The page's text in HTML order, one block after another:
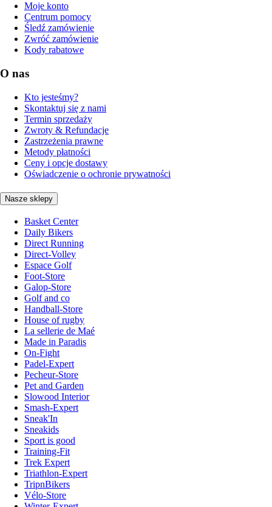
Moje konto
Centrum pomocy
Śledź zamówienie
Zwróć zamówienie
Kody rabatowe
O nas
Kto jesteśmy?
Skontaktuj się z nami
Termin sprzedaży
Zwroty & Refundacje
Zastrzeżenia prawne
Metody płatności
Ceny i opcje dostawy
Oświadczenie o ochronie prywatności
Nasze sklepy
Basket Center
Daily Bikers
Direct Running
Direct-Volley
Espace Golf
Foot-Store
Galop-Store
Golf and co
Handball-Store
House of rugby
La sellerie de Maé
Made in Paradis
On-Fight
Padel-Expert
Pecheur-Store
Pet and Garden
Slowood Interior
Smash-Expert
Sneak'In
Sneakids
Sport is good
Training-Fit
Trek Expert
Triathlon-Expert
TripnBikers
Vélo-Store